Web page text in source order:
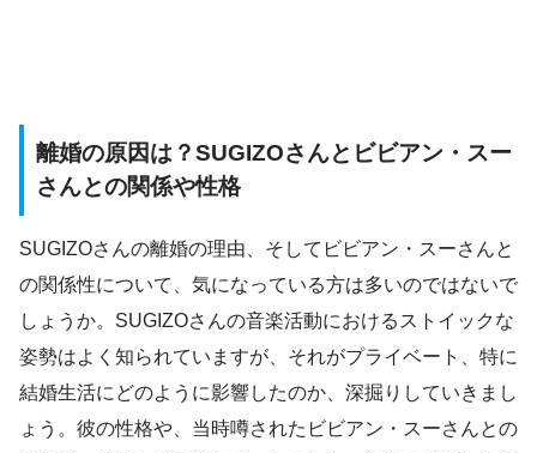
離婚の原因は？SUGIZOさんとビビアン・スー
さんとの関係や性格
SUGIZOさんの離婚の理由、そしてビビアン・スーさんと
の関係性について、気になっている方は多いのではないで
しょうか。SUGIZOさんの音楽活動におけるストイックな
姿勢はよく知られていますが、それがプライベート、特に
結婚生活にどのように影響したのか、深掘りしていきまし
ょう。彼の性格や、当時噂されたビビアン・スーさんとの